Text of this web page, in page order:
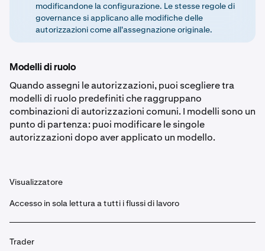
modificandone la configurazione. Le stesse regole di
governance si applicano alle modifiche delle
autorizzazioni come all'assegnazione originale.
Modelli di ruolo
Quando assegni le autorizzazioni, puoi scegliere tra
modelli di ruolo predefiniti che raggruppano
combinazioni di autorizzazioni comuni. I modelli sono un
punto di partenza: puoi modificare le singole
autorizzazioni dopo aver applicato un modello.
Visualizzatore
Accesso in sola lettura a tutti i flussi di lavoro
Trader